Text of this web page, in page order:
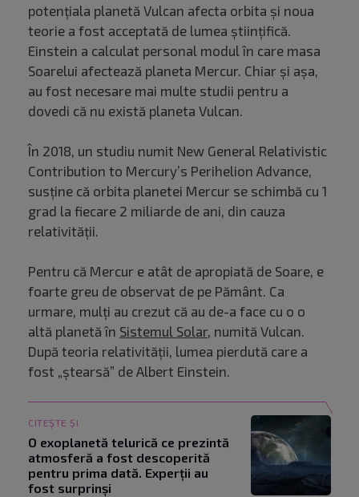
potențiala planetă Vulcan afecta orbita și noua
teorie a fost acceptată de lumea științifică.
Einstein a calculat personal modul în care masa
Soarelui afectează planeta Mercur. Chiar și așa,
au fost necesare mai multe studii pentru a
dovedi că nu există planeta Vulcan.
În 2018, un studiu numit New General Relativistic
Contribution to Mercury’s Perihelion Advance,
susține că orbita planetei Mercur se schimbă cu 1
grad la fiecare 2 miliarde de ani, din cauza
relativității.
Pentru că Mercur e atât de apropiată de Soare, e
foarte greu de observat de pe Pământ. Ca
urmare, mulți au crezut că au de-a face cu o o
altă planetă în Sistemul Solar, numită Vulcan.
După teoria relativității, lumea pierdută care a
fost „ștearsă” de Albert Einstein.
CITEȘTE ȘI
O exoplanetă telurică ce prezintă
atmosferă a fost descoperită
pentru prima dată. Experții au
fost surprinși